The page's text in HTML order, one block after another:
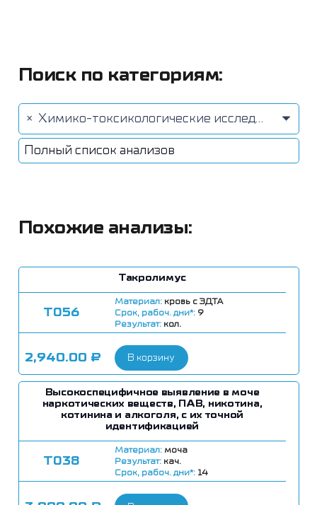
Поиск по категориям:
× Химико-токсикологические исследования (8)
Полный список анализов
Похожие анализы:
Такролимус
Т056
Материал: кровь c ЭДТА
Срок, рабоч. дни*: 9
Результат: кол.
2,940.00 ₽ В корзину
Высокоспецифичное выявление в моче
наркотических веществ, ПАВ, никотина,
котинина и алкоголя, с их точной
идентификацией
Т038
Материал: моча
Результат: кач.
Срок, рабоч. дни*: 14